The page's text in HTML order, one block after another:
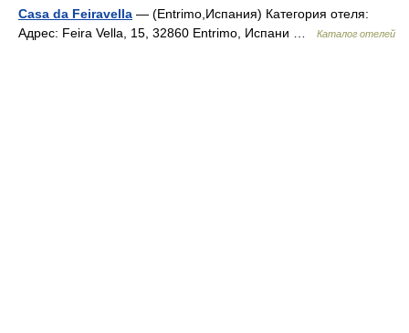
Casa da Feiravella — (Entrimo,Испания) Категория отеля:
Адрес: Feira Vella, 15, 32860 Entrimo, Испани …
Каталог отелей